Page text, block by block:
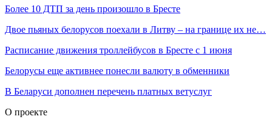
Более 10 ДТП за день произошло в Бресте
Двое пьяных белорусов поехали в Литву – на границе их не…
Расписание движения троллейбусов в Бресте с 1 июня
Белорусы еще активнее понесли валюту в обменники
В Беларуси дополнен перечень платных ветуслуг
О проекте